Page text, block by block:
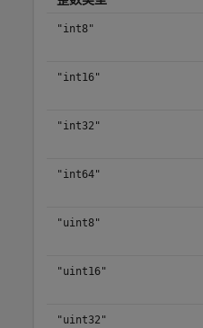
"int8"
"int16"
"int32"
"int64"
"uint8"
"uint16"
"uint32"